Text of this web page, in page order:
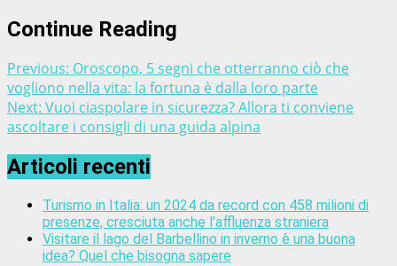
Continue Reading
Previous: Oroscopo, 5 segni che otterranno ciò che
vogliono nella vita: la fortuna è dalla loro parte
Next: Vuoi ciaspolare in sicurezza? Allora ti conviene
ascoltare i consigli di una guida alpina
Articoli recenti
Turismo in Italia: un 2024 da record con 458 milioni di
presenze, cresciuta anche l’affluenza straniera
Visitare il lago del Barbellino in inverno è una buona
idea? Quel che bisogna sapere